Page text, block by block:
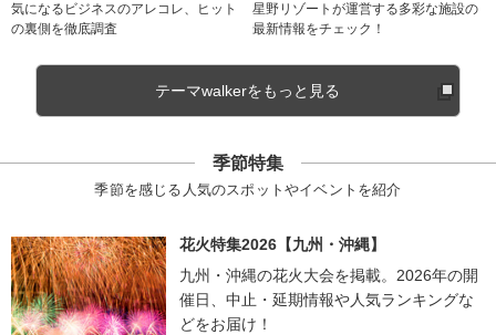
気になるビジネスのアレコレ、ヒット
の裏側を徹底調査
星野リゾートが運営する多彩な施設の
最新情報をチェック！
テーマwalkerをもっと見る
季節特集
季節を感じる人気のスポットやイベントを紹介
花火特集2026【九州・沖縄】
九州・沖縄の花火大会を掲載。2026年の開
催日、中止・延期情報や人気ランキングな
どをお届け！